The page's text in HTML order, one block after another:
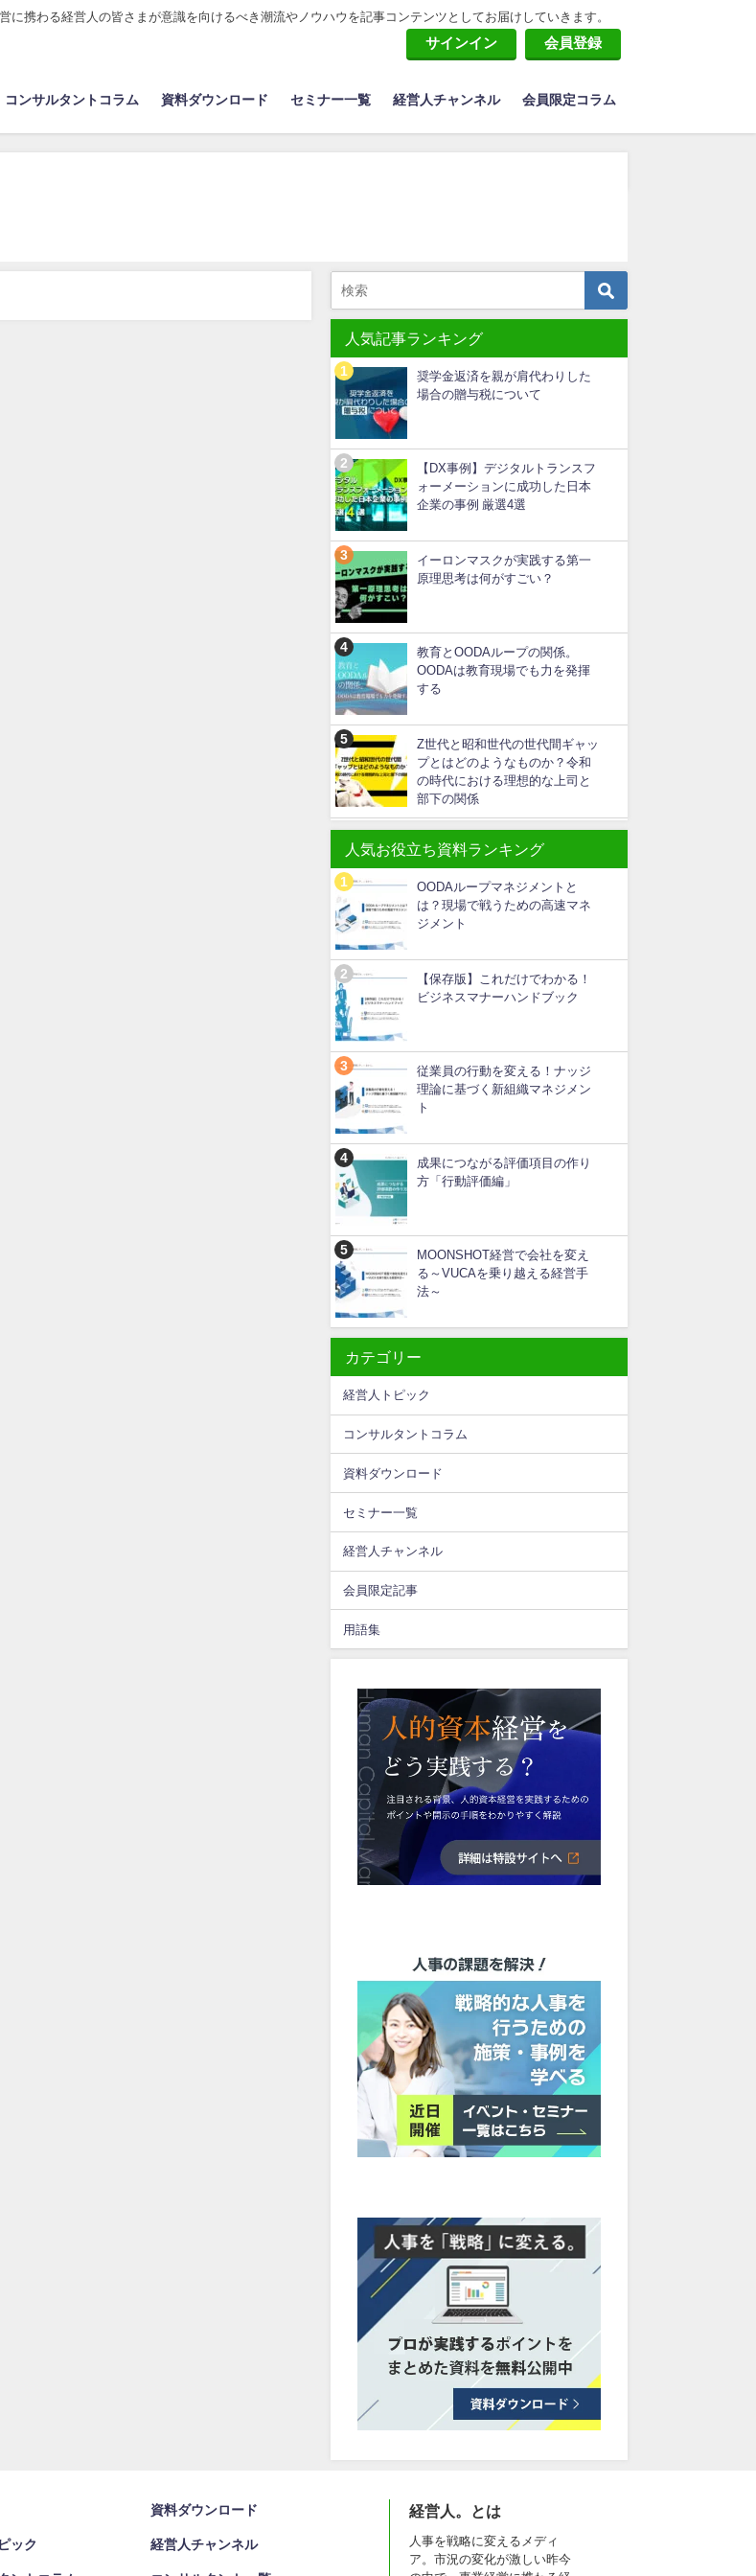
携わる経営人の皆さまが意識を向けるべき潮流やノウハウを記事コンテンツとしてお届けしていきます。
サインイン 会員登録
コンサルタントコラム 資料ダウンロード セミナー一覧 経営人チャンネル 会員限定コラム
人気記事ランキング
奨学金返済を親が肩代わりした
場合の贈与税について
【DX事例】デジタルトランスフ
ォーメーションに成功した日本
企業の事例 厳選4選
イーロンマスクが実践する第一
原理思考は何がすごい？
教育とOODAループの関係。
OODAは教育現場でも力を発揮
する
Z世代と昭和世代の世代間ギャッ
プとはどのようなものか？令和
の時代における理想的な上司と
部下の関係
人気お役立ち資料ランキング
OODAループマネジメントと
は？現場で戦うための高速マネ
ジメント
【保存版】これだけでわかる！
ビジネスマナーハンドブック
従業員の行動を変える！ナッジ
理論に基づく新組織マネジメン
ト
成果につながる評価項目の作り
方「行動評価編」
MOONSHOT経営で会社を変え
る～VUCAを乗り越える経営手
法～
カテゴリー
経営人トピック
コンサルタントコラム
資料ダウンロード
セミナー一覧
経営人チャンネル
会員限定記事
用語集
ック
資料ダウンロード
経営人チャンネル
経営人。とは
人事を戦略に変えるメディ
ア。市況の変化が激しい昨今